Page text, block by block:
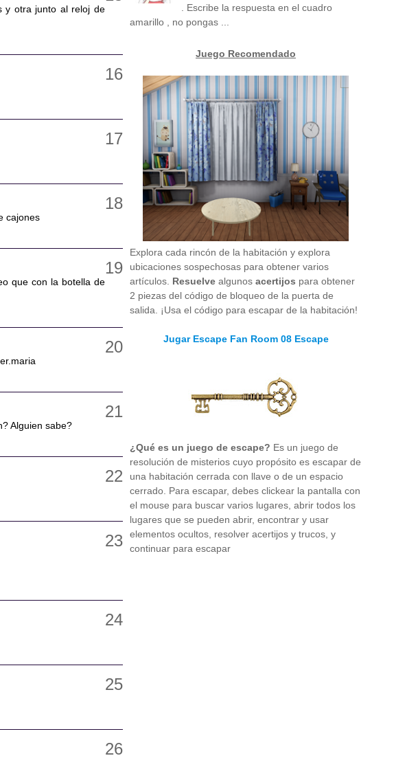
y otra junto al reloj de
cajones
que con la botella de
Alguien sabe?
. Escribe la respuesta en el cuadro
amarillo , no pongas ...
Juego Recomendado
Explora cada rincón de la habitación y explora
ubicaciones sospechosas para obtener varios
artículos. Resuelve algunos acertijos para obtener
2 piezas del código de bloqueo de la puerta de
salida. ¡Usa el código para escapar de la habitación!
Jugar Escape Fan Room 08 Escape
¿Qué es un juego de escape? Es un juego de
resolución de misterios cuyo propósito es escapar de
una habitación cerrada con llave o de un espacio
cerrado. Para escapar, debes clickear la pantalla con
el mouse para buscar varios lugares, abrir todos los
lugares que se pueden abrir, encontrar y usar
elementos ocultos, resolver acertijos y trucos, y
continuar para escapar